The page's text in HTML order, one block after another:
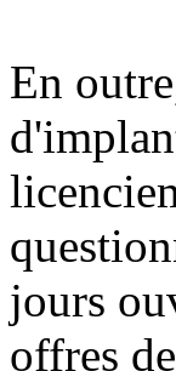
En
jours
offres